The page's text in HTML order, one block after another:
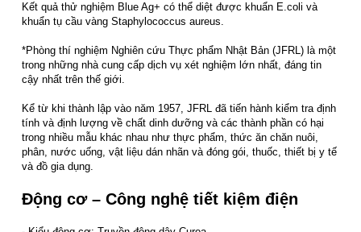
Kết quả thử nghiệm Blue Ag+ có thể diệt được khuẩn E.coli và
khuẩn tụ cầu vàng Staphylococcus aureus.
*Phòng thí nghiệm Nghiên cứu Thực phẩm Nhật Bản (JFRL) là một
trong những nhà cung cấp dịch vụ xét nghiệm lớn nhất, đáng tin
cậy nhất trên thế giới.
Kể từ khi thành lập vào năm 1957, JFRL đã tiến hành kiểm tra định
tính và định lượng về chất dinh dưỡng và các thành phần có hại
trong nhiều mẫu khác nhau như thực phẩm, thức ăn chăn nuôi,
phân, nước uống, vật liệu dán nhãn và đóng gói, thuốc, thiết bị y tế
và đồ gia dụng.
Động cơ – Công nghệ tiết kiệm điện